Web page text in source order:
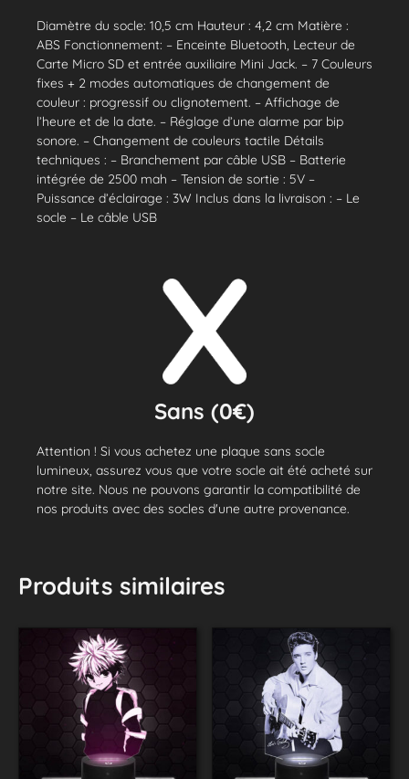
Diamètre du socle: 10,5 cm Hauteur : 4,2 cm Matière :
ABS Fonctionnement: – Enceinte Bluetooth, Lecteur de
Carte Micro SD et entrée auxiliaire Mini Jack. – 7 Couleurs
fixes + 2 modes automatiques de changement de
couleur : progressif ou clignotement. – Affichage de
l’heure et de la date. – Réglage d’une alarme par bip
sonore. – Changement de couleurs tactile Détails
techniques : – Branchement par câble USB – Batterie
intégrée de 2500 mah – Tension de sortie : 5V –
Puissance d’éclairage : 3W Inclus dans la livraison : – Le
socle – Le câble USB
Sans (0€)
Attention ! Si vous achetez une plaque sans socle
lumineux, assurez vous que votre socle ait été acheté sur
notre site. Nous ne pouvons garantir la compatibilité de
nos produits avec des socles d'une autre provenance.
Produits similaires